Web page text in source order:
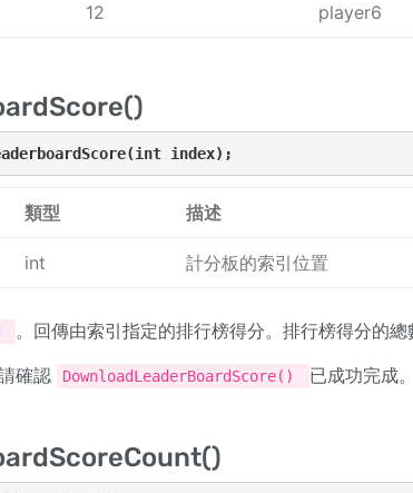
12 player6
index);
類型 描述
int 計分板的索引位置
。回傳由索引指定的排行榜得分。排行榜得分的總
確認
DownloadLeaderBoardScore() 已成功完成。